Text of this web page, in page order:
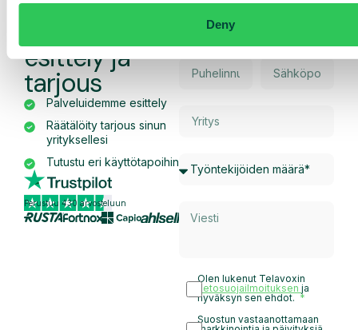
Deny
esittely ja
tarjous
Palveluidemme esittely
Räätälöity tarjous sinun
yrityksellesi
Tutustu eri käyttötapoihin
Perustuu 430 arvosteluun
Olen lukenut Telavoxin
tietosuojailmoituksenja
hyväksyn sen ehdot.
Suostun vastaanottamaan